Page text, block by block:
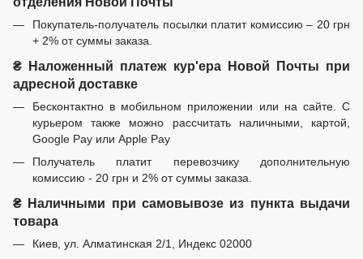
Покупатель-получатель посылки платит комиссию – 20 грн
+ 2% от суммы заказа.
₴ Наложенный платеж кур'ера Новой Почты при
адресной доставке
Бесконтактно в мобильном приложении или на сайте. С
курьером также можно рассчитать наличными, картой,
Google Pay или Apple Pay
Получатель платит перевозчику дополнительную
комиссию - 20 грн и 2% от суммы заказа.
₴ Наличными при самовывозе из пункта выдачи
товара
Киев, ул. Алматинская 2/1, Индекс 02000